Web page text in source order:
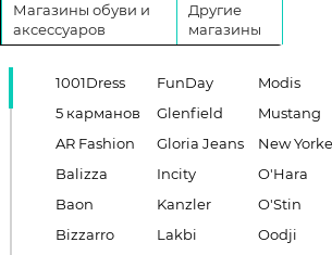
Магазины обуви и
аксессуаров
Другие
магазины
1001Dress
5 карманов
AR Fashion
Balizza
Baon
Bizzarro
FunDay
Glenfield
Gloria Jeans
Incity
Kanzler
Lakbi
Modis
Mustang
New
O'Hara
O'Stin
Oodji